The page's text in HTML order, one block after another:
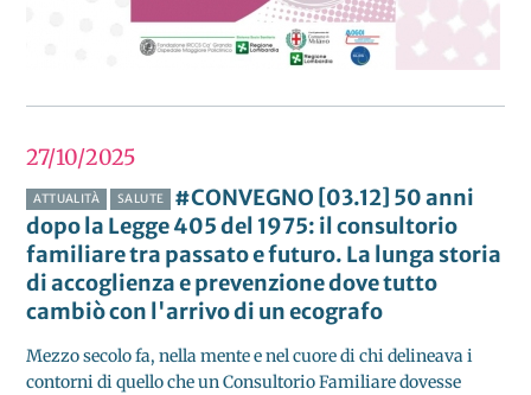
27/102025
ATTUALITÀ SALUTE
#CONVEGNO [03.12] 50 anni
dopo la Legge 405 del 1975: il consultorio
familiare tra passato e futuro. La lunga storia
di accoglienza e prevenzione dove tutto
cambiò con l'arrivo di un ecografo
Mezzo secolo fa, nella mente e nel cuore di chi delineava i
contorni di quello che un Consultorio Familiare dovesse